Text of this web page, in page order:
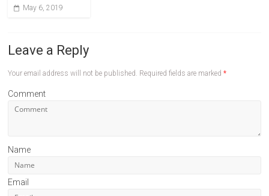
May 6, 2019
Leave a Reply
Your email address will not be published. Required fields are marked*
Comment
Name
Email